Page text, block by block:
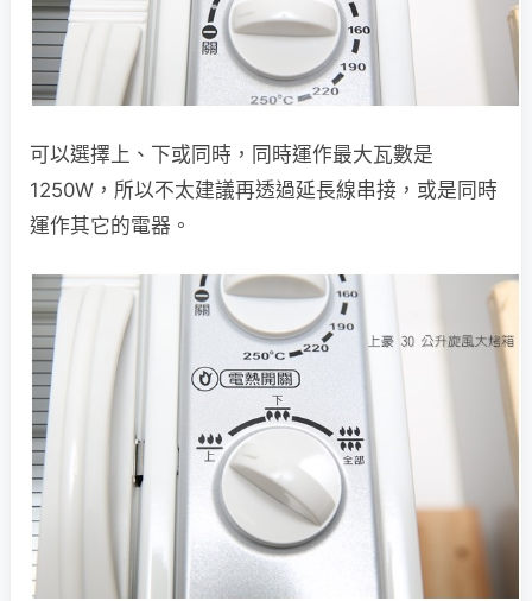
可以選擇上、下或同時，同時運作最大瓦數是
1250W，所以不太建議再透過延長線串接，或是同時
運作其它的電器。